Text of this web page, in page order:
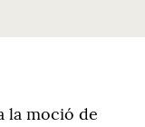
la moció de